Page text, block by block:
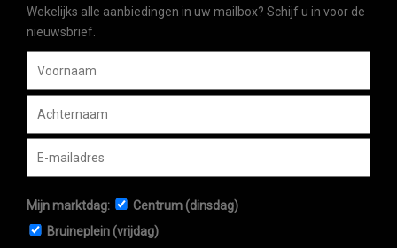
Wekelijks alle aanbiedingen in uw mailbox? Schijf u in voor de
nieuwsbrief.
Mijn marktdag:
Centrum (dinsdag)
Bruineplein (vrijdag)